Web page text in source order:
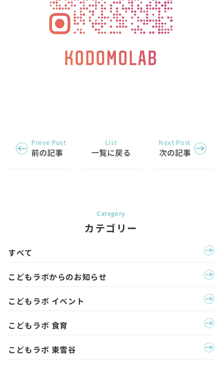
Preve Post
前の記事
List
一覧に戻る
Next Post
次の記事
カテゴリー
すべて
こどもラボからのお知らせ
こどもラボ イベント
こどもラボ 食育
こどもラボ 東雪谷